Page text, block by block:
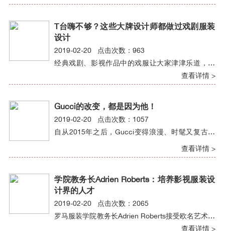
T台嗨不够？这些大牌设计师都做过戏剧服装
设计
2019-02-20 点击次数：963
经典戏剧、影视作品中的戏服让大家津津乐道，都
归功于幕后功臣——戏服设计师。其实，很多大牌
设计师都曾做过戏剧服装设计。
查看详情 >
Gucci的改变，都是因为他！
2019-02-20 点击次数：1057
自从2015年之后，Gucci变得浪漫、时髦又复古，
自它而起。而这一切的改变，都是因为他——创意
查看详情 >
学院教务长Adrien Roberts：培养影视服装设
计界的人才
2019-02-20 点击次数：2065
罗马服装学院教务长Adrien Roberts接受欧名艺术留
学中心专访，畅谈学院特点及特色课程等内容。
查看详情 >